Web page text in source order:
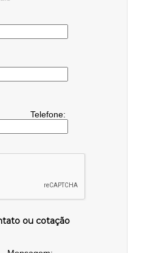
Telefone:
ou cotação